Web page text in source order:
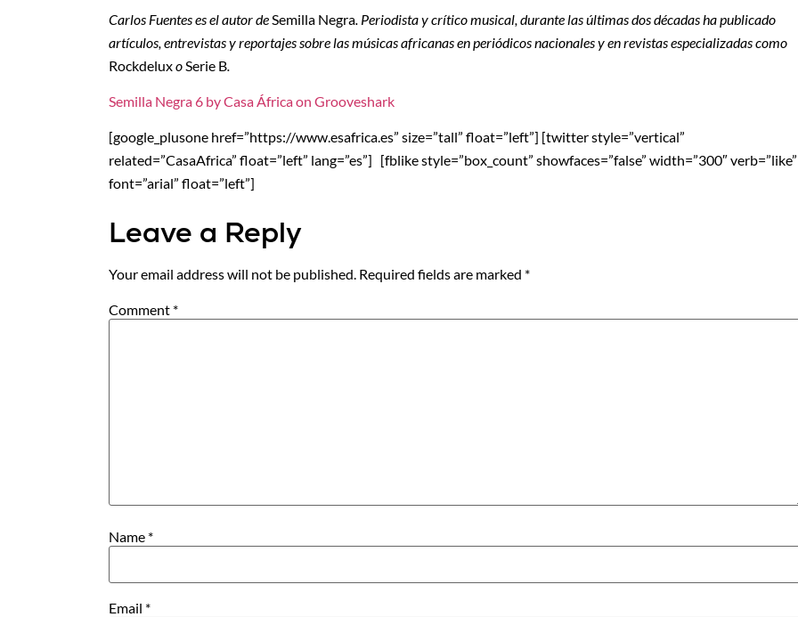
Carlos Fuentes es el autor de Semilla Negra . Periodista y crítico musical, durante las últimas dos décadas ha publicado
artículos, entrevistas y reportajes sobre las músicas africanas en periódicos nacionales y enrevistas especializadas como
Rockdeluxo Serie B
Semilla Negra 6 by Casa África on Grooveshark
[google_plusone href=”https://www.esafrica.es” size=”tall” float=”left”] [twitter style=”vertical”
related=”CasaAfrica” float=”left” lang=”es”] [fblike style=”box_count” showfaces=”false” width=”300″ verb=”like”
font=”arial” float=”left”]
Leave a Reply
Your email address will not be published. Required fields are marked *
Comment *
Name *
Email *